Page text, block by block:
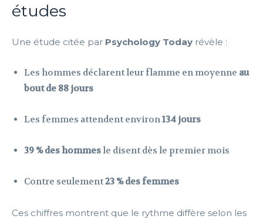
études
Une étude citée par Psychology Today révèle :
Les hommes déclarent leur flamme en moyenne au
bout de 88 jours
Les femmes attendent environ134 jours
39 % des hommesle disent dès le premier mois
Contre seulement23 % des femmes
Ces chiffres montrent que le rythme diffère selon les